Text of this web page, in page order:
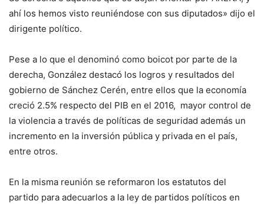
ahí los hemos visto reuniéndose con sus diputados» dijo el
dirigente político.
Pese a lo que el denominó como boicot por parte de la
derecha, González destacó los logros y resultados del
gobierno de Sánchez Cerén, entre ellos que la economía
creció 2.5% respecto del PIB en el 2016, mayor control de
la violencia a través de políticas de seguridad además un
incremento en la inversión pública y privada en el país,
entre otros.
En la misma reunión se reformaron los estatutos del
partido para adecuarlos a la ley de partidos políticos en